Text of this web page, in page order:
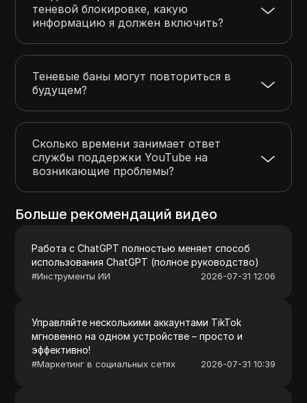
теневой блокировке, какую
информацию я должен включить?
Теневые баны могут повториться в
будущем?
Сколько времени занимает ответ
службы поддержки YouTube на
возникающие проблемы?
Больше рекомендаций видео
Работа с ChatGPT полностью меняет способ
использования ChatGPT (полное руководство)
#Инструменты ИИ 2026-07-31 12:06
Управляйте несколькими аккаунтами TikTok
мгновенно на одном устройстве – просто и
эффективно!
#Маркетинг в социальных сетях 2026-07-31 10:39